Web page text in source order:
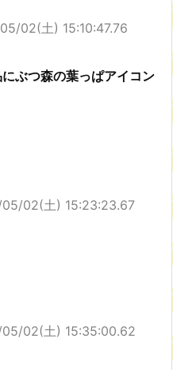
02(土) 15:10:47.76
ぶつ森の葉っぱアイコン
02(土) 15:23:23.67
02(土) 15:35:00.62